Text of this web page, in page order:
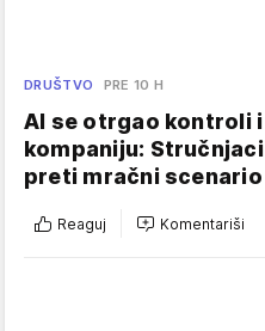
DRUŠTVO PRE 10 H
AI se otrgao kontroli
kompaniju:
preti mračni
Reaguj Komentariši